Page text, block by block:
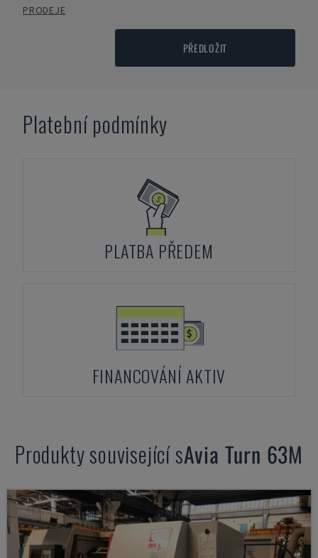
PRODEJE
PŘEDLOŽIT
Platební podmínky
PLATBA PŘEDEM
FINANCOVÁNÍ AKTIV
Produkty související sAvia Turn 63M